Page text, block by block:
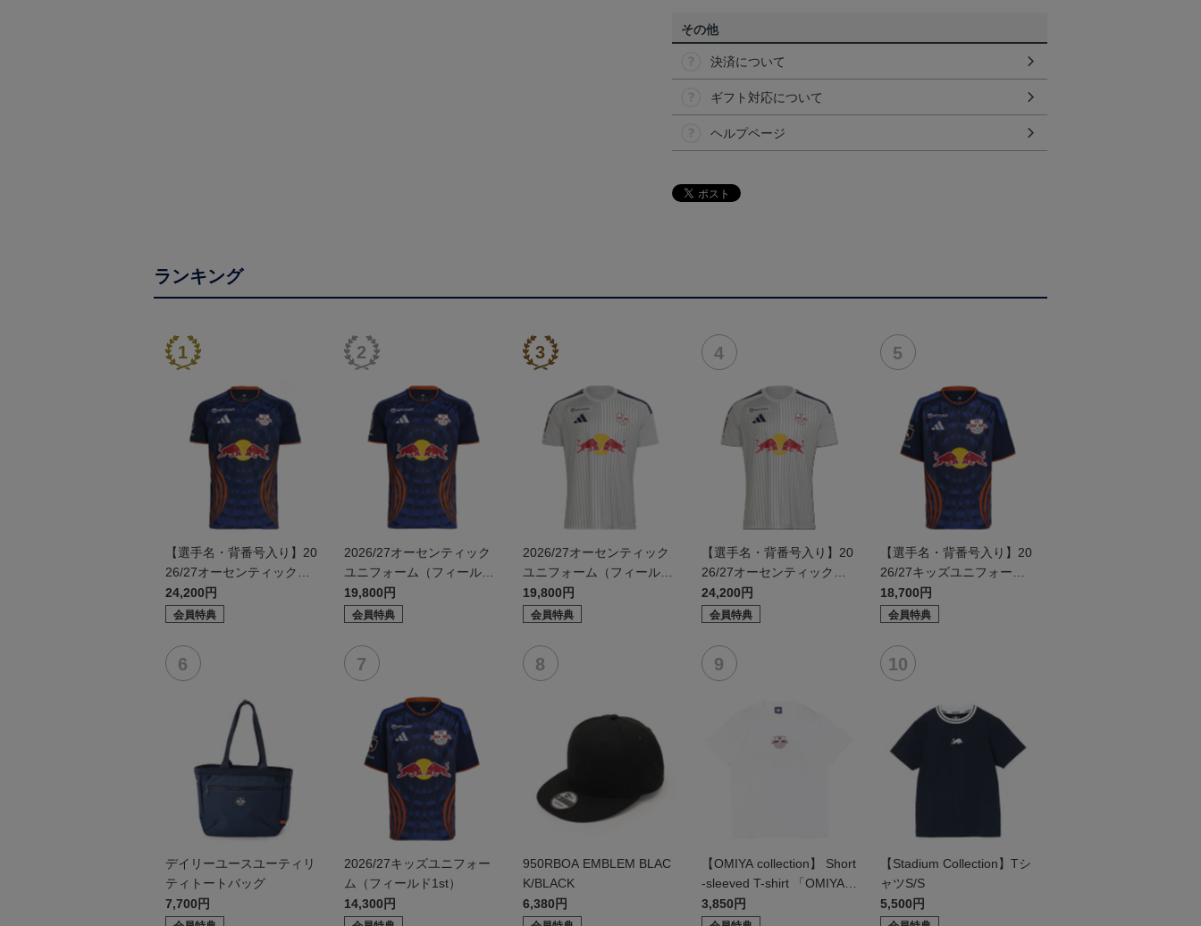
その他
決済について
ギフト対応について
ヘルプページ
ランキング
【選手名・背番号入り】20
26/27オーセンティックユ
ニフォーム（フィールド1s
t）
24,200円
会員特典
2026/27オーセンティック
ユニフォーム（フィールド
1st）
19,800円
会員特典
2026/27オーセンティック
ユニフォーム（フィールド
2nd）
19,800円
会員特典
【選手名・背番号入り】20
26/27オーセンティックユ
ニフォーム（フィールド2n
d）
24,200円
会員特典
【選手名・背番号入り】20
26/27キッズユニフォーム
（フィールド1st）
18,700円
会員特典
デイリーユースユーティリ
ティトートバッグ
7,700円
2026/27キッズユニフォー
ム（フィールド1st）
14,300円
950RBOA EMBLEM BLAC
K/BLACK
6,380円
【OMIYA collection】 Short
-sleeved T-shirt 「OMIYA C
enter」
3,850円
【Stadium Collection】Tシ
ャツS/S
5,500円